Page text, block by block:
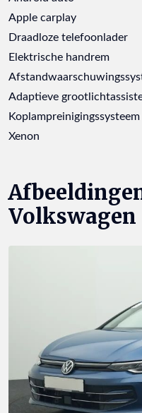
Apple carplay
Draadloze telefoonlader
Elektrische handrem
Adaptieve
Koplampreinigingssysteem
Xenon